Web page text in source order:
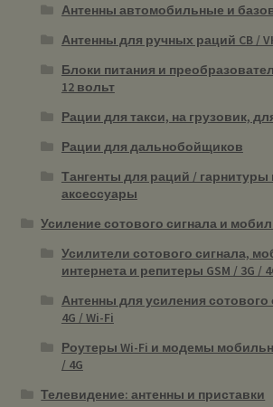
Антенны автомобильные и
Антенны для ручных раций CB /
Блоки питания и
12 вольт
Рации для такси, на грузовик,
Рации для дальнобойщиков
Тангенты для раций / гарнитуры
аксессуары
Усиление сотового сигнала и
Усилители сотового сигнала,
интернета и репитеры GSM / 3G /
Антенны для усиления сотового
4G / Wi-Fi
Роутеры Wi-Fi и модемы
/ 4G
Телевидение: антенны и приставки